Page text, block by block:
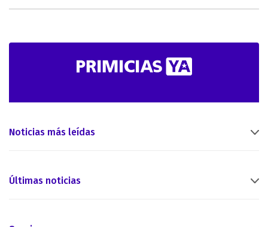
Noticias más leídas
Últimas noticias